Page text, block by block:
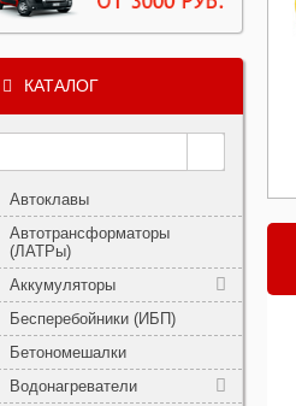
КАТАЛОГ
Автоклавы
Автотрансформаторы
(ЛАТРы)
Аккумуляторы
Бесперебойники (ИБП)
Бетономешалки
Водонагреватели